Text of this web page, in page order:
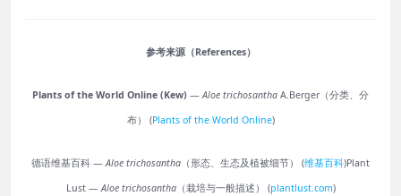
参考来源（References）
Plants of the World Online (Kew) —Aloe trichosantha A.Berger（分类、分
布） (Plants of the World Online)
德语维基百科 —Aloe trichosantha （形态、生态及植被细节） (维基百科)Plant
Lust —Aloe trichosantha（栽培与一般描述） (plantlust.com)